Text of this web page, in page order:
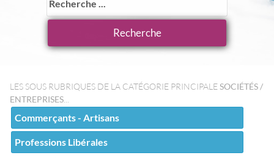
LES SOUS RUBRIQUES DE LA CATÉGORIE PRINCIPALESOCIÉTÉS /
ENTREPRISES
Commerçants - Artisans
Professions Libérales